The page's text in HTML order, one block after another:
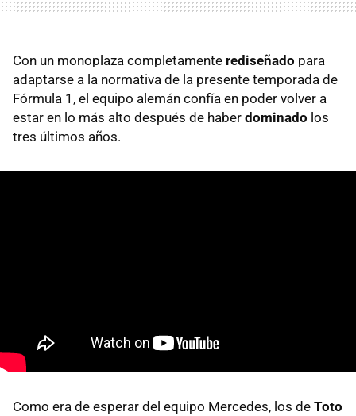
Con un monoplaza completamente rediseñado para
adaptarse a la normativa de la presente temporada de
Fórmula 1, el equipo alemán confía en poder volver a
estar en lo más alto después de haber dominado los
tres últimos años.
Como era de esperar del equipo Mercedes, los de Toto